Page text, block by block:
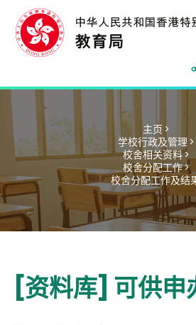
主页 >
学校行政及管理 >
校舍相关资料 >
校舍分配工作 >
校舍分配工作及结
[资料库] 可供申